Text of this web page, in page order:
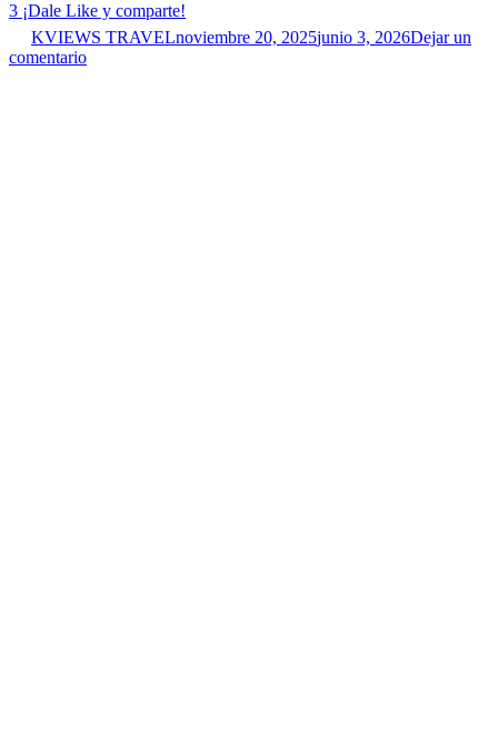
3 ¡Dale Like y comparte!
KVIEWS TRAVELnoviembre 20, 2025junio 3, 2026Dejar un
comentario